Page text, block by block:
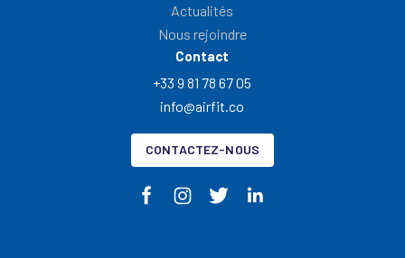
Actualités
Nous rejoindre
Contact
+33 9 81 78 67 05
info@airfit.co
CONTACTEZ-NOUS